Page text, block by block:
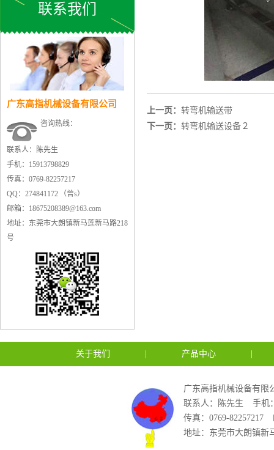
联系我们
广东高指机械设备有限公司
咨询热线：
联系人：陈先生
手机：15913798829
传真：0769-82257217
QQ：274841172 （曾s）
邮箱：18675208389@163.com
地址：东莞市大朗镇新马莲新马路218
号
上一页： 转弯机输送带
下一页： 转弯机输送设备２
关于我们 产品中心
广东高指机械设备有限
联系人：陈先生
手机
传真：0769-82257217
地址：东莞市大朗镇新